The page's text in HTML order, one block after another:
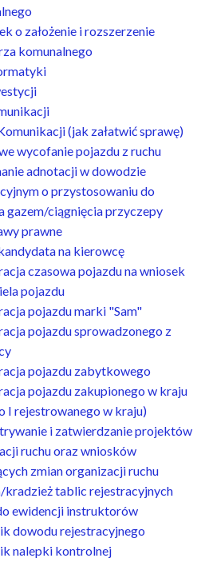
o założenie i rozszerzenie
komunalnego
(jak załatwić sprawę)
wycofanie pojazdu z ruchu
adnotacji w dowodzie
o przystosowaniu do
gazem/ciągnięcia przyczepy
prawne
na kierowcę
czasowa pojazdu na wniosek
pojazdu
pojazdu marki "Sam"
pojazdu sprowadzonego z
pojazdu zabytkowego
pojazdu zakupionego w kraju
I rejestrowanego w kraju)
i zatwierdzanie projektów
ruchu oraz wniosków
zmian organizacji ruchu
kradzież tablic rejestracyjnych
ewidencji instruktorów
dowodu rejestracyjnego
nalepki kontrolnej